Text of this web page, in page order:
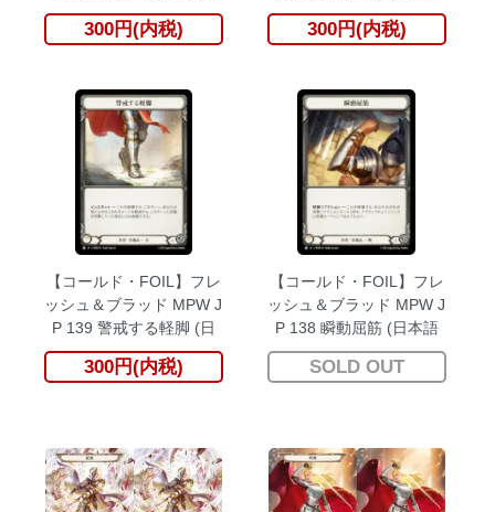
語版 C コモン) マスタリ
ーパック：戦士
300円(内税)
語版 C コモン) マスタリ
ーパック：戦士
300円(内税)
【コールド・FOIL】フレ
ッシュ＆ブラッド MPW J
P 139 警戒する軽脚 (日
本語版 C コモン) マスタ
リーパック：戦士
300円(内税)
【コールド・FOIL】フレ
ッシュ＆ブラッド MPW J
P 138 瞬動屈筋 (日本語
版 C コモン) マスタリー
パック：戦士
SOLD OUT